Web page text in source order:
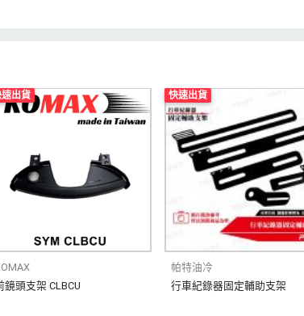
出貨
鏡頭支架 CLBCU
快速出貨
帕特油冷
行車紀錄器固定輔助支架